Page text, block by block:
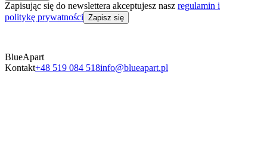
Zapisując się do newslettera akceptujesz nasz regulamin i
politykę prywatności Zapisz się
BlueApart
Kontakt+48 519 084 518info@blueapart.pl